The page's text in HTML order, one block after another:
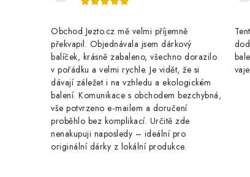
Obchod Jezto.cz mě velmi příjemně
překvapil. Objednávala jsem dárkový
balíček, krásně zabaleno, všechno dorazilo
v pořádku a velmi rychle. Je vidět, že si
dávají záležet i na vzhledu a ekologickém
balení. Komunikace s obchodem bezchybná,
vše potvrzeno e‑mailem a doručení
proběhlo bez komplikací. Určitě zde
nenakupuji naposledy – ideální pro
originální dárky z lokální produkce.